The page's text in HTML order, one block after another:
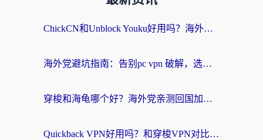
ChickCN和Unblock Youku好用吗？海外党亲测3款回国加速器，附iOS免费选择指南
海外党避坑指南：告别pc vpn 破解，选对回国加速器轻松访问国内资源
穿梭和海龟哪个好？海外党亲测回国加速器，附电脑免费VPN推荐
Quickback VPN好用吗？和穿梭VPN对比哪个回国效果更好？海外党必看的真实测评与选择指南